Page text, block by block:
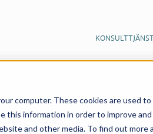
computer. These cookies are used
this information in order to improve
and other media. To find out more